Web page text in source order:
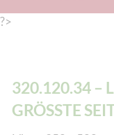
?>
320.120.34 –
GRÖSSTE